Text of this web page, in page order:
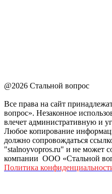
@2026 Стальной вопрос
Все права на сайт
вопрос». Незаконное
влечет административную и
Любое копирование
должно сопровождаться
"stalnoyvopros.ru" и не может
компании ООО «Стальной
Политика